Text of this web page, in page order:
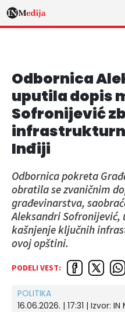
Odbornica
uputila dopis
Sofronijević
Inđiji
Odbornica pokreta
obratila se zvaničnim
građevinarstva,
Aleksandri
kašnjenje ključnih
ovoj opštini.
PODELI VEST:
POLITIKA
16.06.2026. | 17:31 | Izvor: IN